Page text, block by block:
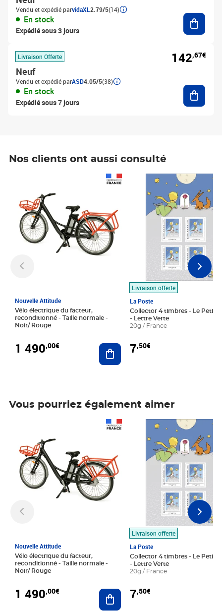
Vendu et expédié parvidaXL 2.79/5(14)
En stock
Expédié sous 3 jours
Livraison Offerte
Neuf
Vendu et expédié parASD4.05/5(38)
En stock
Expédié sous 7 jours
142,67€
Nos clients ont aussi consulté
Nouvelle Attitude
Vélo électrique du facteur,
reconditionné - Taille normale -
Noir/ Rouge
1 490,00€ Ajouter au panier
Livraison offerte
La Poste
Collector 4 timbres - Le Petit
- Lettre Verte
20g / France
7,50€
Prix 7,50€
Vous pourriez également aimer
Nouvelle Attitude
Vélo électrique du facteur,
reconditionné - Taille normale -
Noir/ Rouge
1 490,00€ Ajouter au panier
Livraison offerte
La Poste
Collector 4 timbres - Le Petit
- Lettre Verte
20g / France
7,50€
Prix 7,50€